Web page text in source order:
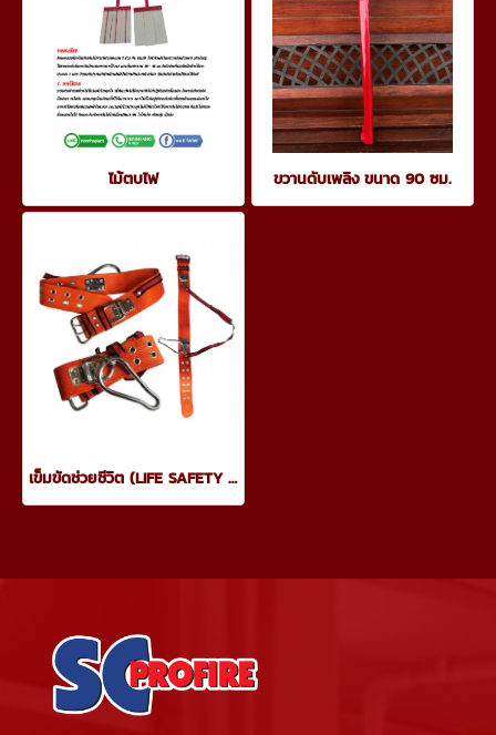
ไม้ตบไฟ ขวานดับเพลิง ขนาด 90 ซม.
เข็มขัดช่วยชีวิต (LIFE SAFETY BELT)